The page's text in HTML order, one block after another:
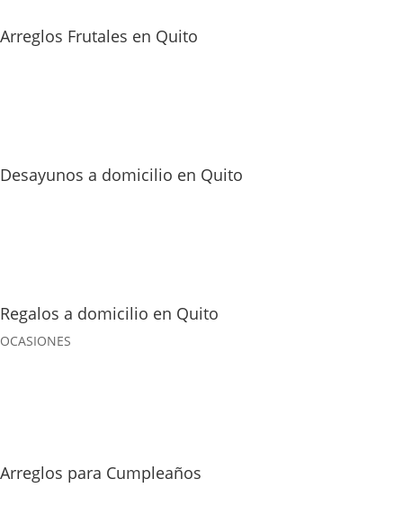
Arreglos Frutales en Quito
Desayunos a domicilio en Quito
Regalos a domicilio en Quito
OCASIONES
Arreglos para Cumpleaños